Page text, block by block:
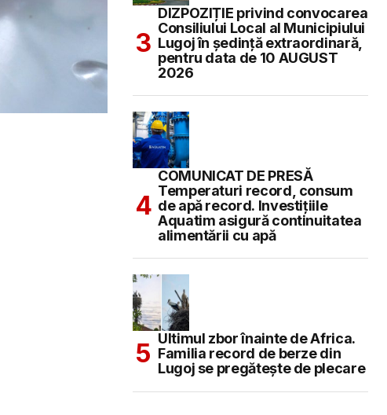
DIZPOZIȚIE privind convocarea
Consiliului Local al Municipiului
Lugoj în şedinţă extraordinară,
pentru data de 10 AUGUST
2026
COMUNICAT DE PRESĂ
Temperaturi record, consum
de apă record. Investițiile
Aquatim asigură continuitatea
alimentării cu apă
Ultimul zbor înainte de Africa.
Familia record de berze din
Lugoj se pregătește de plecare